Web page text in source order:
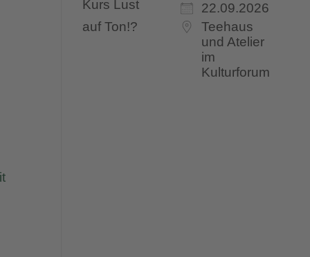
22.09.2026
Teehaus
und Atelier
im
Kulturforum